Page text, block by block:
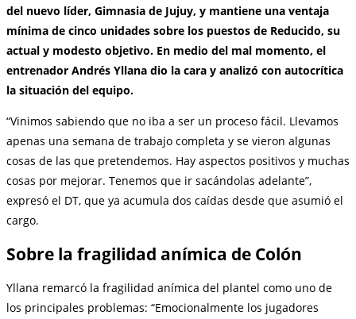
del nuevo líder, Gimnasia de Jujuy, y mantiene una ventaja
mínima de cinco unidades sobre los puestos de Reducido, su
actual y modesto objetivo. En medio del mal momento, el
entrenador Andrés Yllana dio la cara y analizó con autocrítica
la situación del equipo.
“Vinimos sabiendo que no iba a ser un proceso fácil. Llevamos
apenas una semana de trabajo completa y se vieron algunas
cosas de las que pretendemos. Hay aspectos positivos y muchas
cosas por mejorar. Tenemos que ir sacándolas adelante”,
expresó el DT, que ya acumula dos caídas desde que asumió el
cargo.
Sobre la fragilidad anímica de Colón
Yllana remarcó la fragilidad anímica del plantel como uno de
los principales problemas: “Emocionalmente los jugadores